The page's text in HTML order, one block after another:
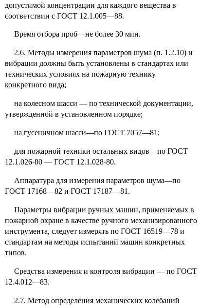
допустимой концентрации для каждого вещества в
соответствии с ГОСТ 12.1.005—88.
Время отбора проб—не более 30 мин.
2.6. Методы измерения параметров шума (п. 1.2.10) и
вибрации должны быть установлены в стандартах или
технических условиях на пожарную технику
конкретного вида;
на колесном шасси — по технической документации,
утвержденной в установленном порядке;
на гусеничном шасси—по ГОСТ 7057—81;
для пожарной техники остальных видов—по ГОСТ
12.1.026-80 — ГОСТ 12.1.028-80.
Аппаратура для измерения параметров шума—по
ГОСТ 17168—82 и ГОСТ 17187—81.
Параметры вибрации ручных машин, применяемых в
пожарной охране в качестве ручного механизированного
инструмента, следует измерять по ГОСТ 16519—78 и
стандартам на методы испытаний машин конкретных
типов.
Средства измерения и контроля вибрации — по ГОСТ
12.4.012—83.
2.7. Метод определения механических колебаний